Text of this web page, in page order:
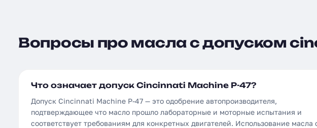
Вопросы про масла с допуском
Что означает допуск Cincinnati Machine P-47?
Допуск Cincinnati Machine P-47 — это одобрение автопроизводителя,
подтверждающее что масло прошло лабораторные и моторные испытания и
соответствует требованиям для конкретных двигателей. Использование масла